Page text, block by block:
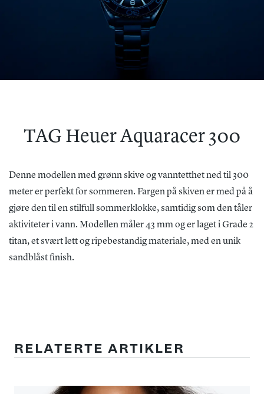
TAG Heuer Aquaracer 300
Denne modellen med grønn skive og vanntetthet ned til 300
meter er perfekt for sommeren. Fargen på skiven er med på å
gjøre den til en stilfull sommerklokke, samtidig som den tåler
aktiviteter i vann. Modellen måler 43 mm og er laget i Grade 2
titan, et svært lett og ripebestandig materiale, med en unik
sandblåst finish.
RELATERTE ARTIKLER